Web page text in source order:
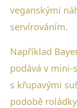
veganskými
servírováním.
Například
podává v mini-
s křupavými
podobě